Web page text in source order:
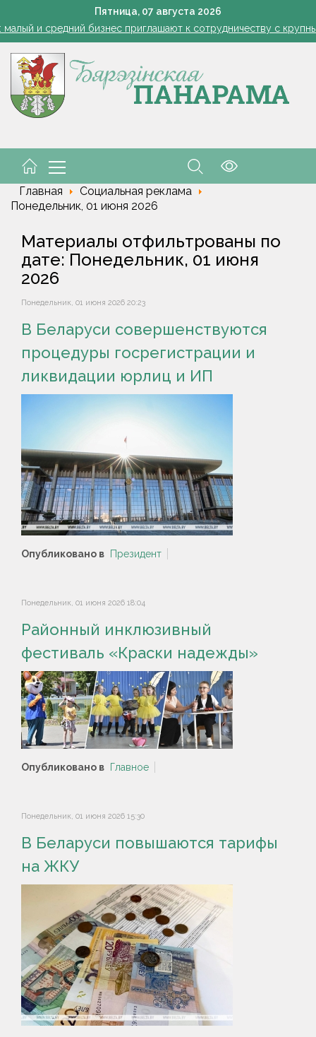
Пятница, 07 августа 2026
1 стакан в ведро — тля и плодожорка бегут: Августовская
и средний бизнес приглашают к сотрудничеству с
маршруты, ассортимент. Лукашенко обозначил слабые
возмутился качеством товаров в магазинах на селе:
1 стакан в ведро — тля и плодожорка бегут: Августовская
маршруты, ассортимент. Лукашенко обозначил слабые
Главная
Социальная реклама
Понедельник, 01 июня 2026
Материалы отфильтрованы по
дате: Понедельник, 01 июня
2026
Понедельник, 01 июня 2026 20:23
В Беларуси совершенствуются
процедуры госрегистрации и
ликвидации юрлиц и ИП
Опубликовано в Президент
Понедельник, 01 июня 2026 18:04
Районный инклюзивный
фестиваль «Краски надежды»
Опубликовано в Главное
Понедельник, 01 июня 2026 15:30
В Беларуси повышаются тарифы
на ЖКУ